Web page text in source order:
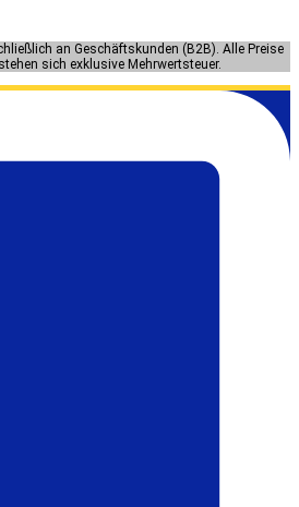
an Geschäftskunden (B2B). Alle Preise
sich exklusive Mehrwertsteuer.